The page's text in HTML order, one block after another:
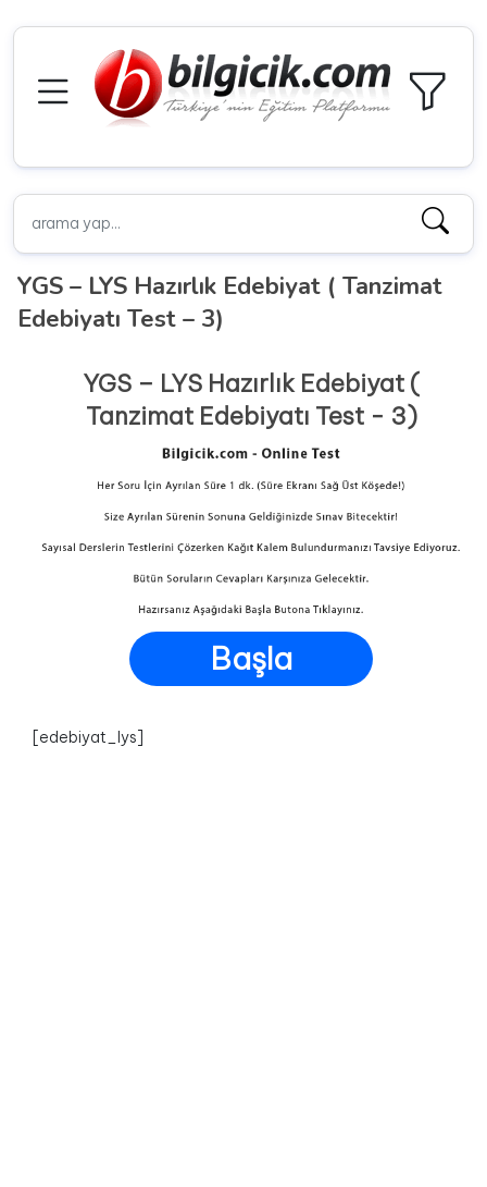
YGS – LYS Hazırlık Edebiyat ( Tanzimat
Edebiyatı Test – 3)
YGS – LYS Hazırlık Edebiyat (
Tanzimat Edebiyatı Test - 3)
Başla
[edebiyat_lys]